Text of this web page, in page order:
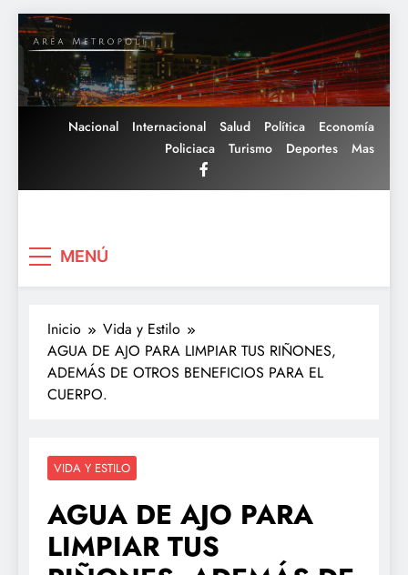
Saltar
al
contenido
Nacional Internacional Salud Política
Economía
Policiaca
Turismo Deportes Mas
MENÚ
Inicio
Vida y Estilo
AGUA DE AJO PARA LIMPIAR TUS RIÑONES,
ADEMÁS DE OTROS BENEFICIOS PARA EL
CUERPO.
VIDA Y ESTILO
AGUA DE AJO PARA
LIMPIAR TUS